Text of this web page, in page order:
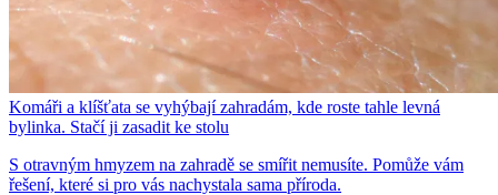
Komáři a klíšťata se vyhýbají zahradám, kde roste tahle levná
bylinka. Stačí ji zasadit ke stolu
S otravným hmyzem na zahradě se smířit nemusíte. Pomůže vám
řešení, které si pro vás nachystala sama příroda.